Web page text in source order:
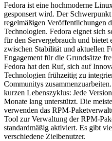
Fedora ist eine hochmoderne
gesponsert wird. Der
regelmäßigen Veröffentlichungen
Technologien. Fedora eignet sich
für den Servergebrauch und bietet
zwischen Stabilität und aktuellen
Engagement für die Grundsätze
Fedora hat den Ruf, sich auf
Technologien frühzeitig zu
Communitys
kurzen Lebenszyklus: Jede
Monate lang unterstützt. Die
verwenden das RPM-
Tool zur Verwaltung der RPM-
standardmäßig aktiviert. Es gibt
verschiedene Zielbenutzer.